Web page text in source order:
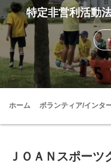
特定非営利活動
ホーム ボランティア/インタ
ＪＯＡＮスポー